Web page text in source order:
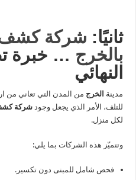
ثانيًا: شركة كشف
بالخرج … خبرة
النهائي
مدينة الخرج من المدن التي تعاني من
للتلف، الأمر الذي يجعل وجودشركة كشف
لكل منزل.
وتتميّز هذه الشركات بما يلي:
فحص شامل للمبنى دون تكسير.